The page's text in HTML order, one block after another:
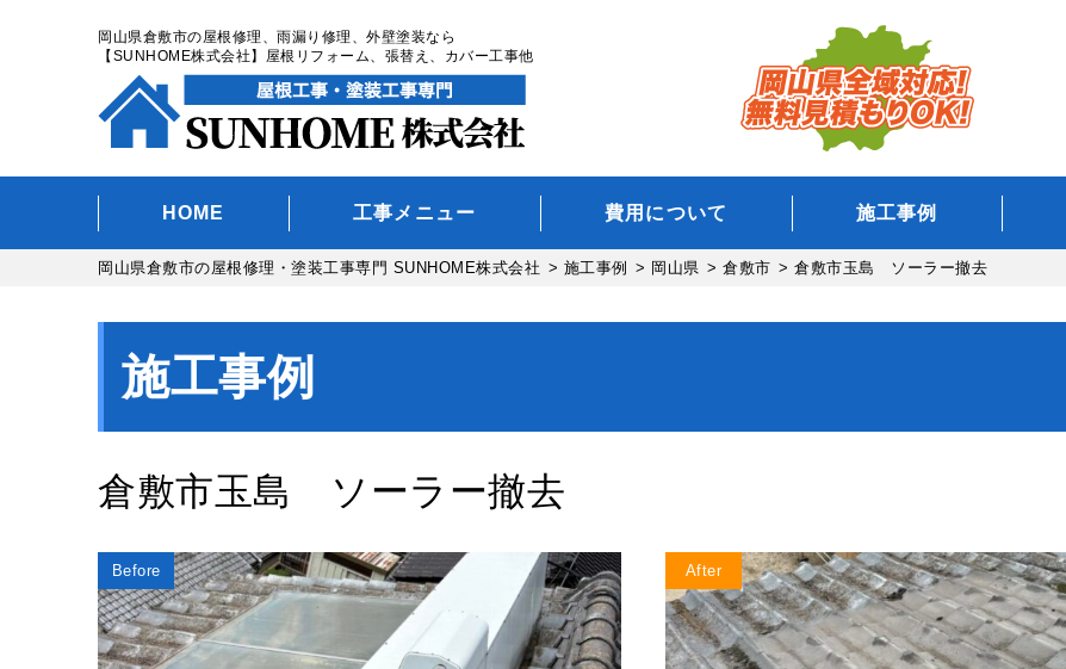
岡山県倉敷市の屋根修理、雨漏り修理、外壁塗装なら
【SUNHOME株式会社】屋根リフォーム、張替え、カバー工事他
HOME 工事メニュー 費用について 施工事例
岡山県倉敷市の屋根修理・塗装工事専門 SUNHOME株式会社 > 施工事例 > 岡山県 > 倉敷市 > 倉敷市玉島 ソーラー撤去
施工事例
倉敷市玉島 ソーラー撤去
Before After